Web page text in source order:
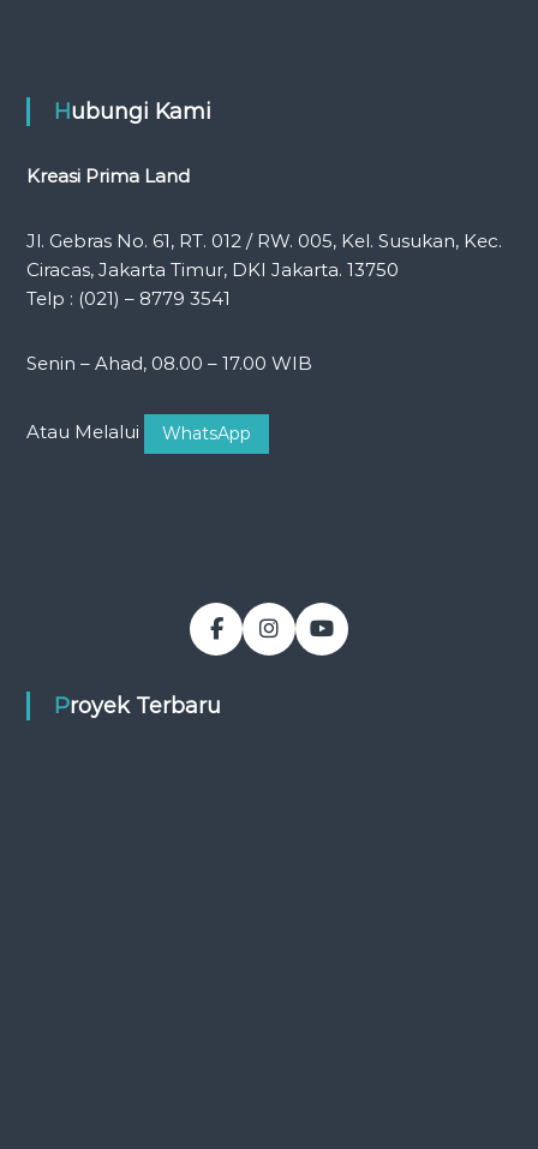
Hubungi Kami
Kreasi Prima Land
Jl. Gebras No. 61, RT. 012 / RW. 005, Kel. Susukan, Kec.
Ciracas, Jakarta Timur, DKI Jakarta. 13750
Telp : (021) – 8779 3541
Senin – Ahad, 08.00 – 17.00 WIB
Atau Melalui WhatsApp
Proyek Terbaru